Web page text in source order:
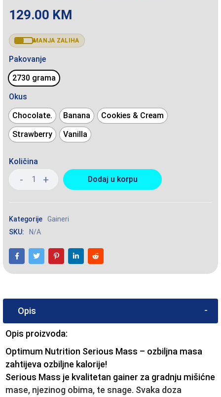
129.00 KM
MANJA ZALIHA
Pakovanje
2730 grama
Okus
Chocolate.
Banana
Cookies & Cream
Strawberry
Vanilla
Količina
Dodaj u korpu
Kategorije
Gaineri
SKU:
N/A
Opis
Opis proizvoda:
Optimum Nutrition Serious Mass – ozbiljna masa
zahtijeva ozbiljne kalorije!
Serious Mass je kvalitetan gainer za gradnju mišićne
mase, njezinog obima, te snage. Svaka doza